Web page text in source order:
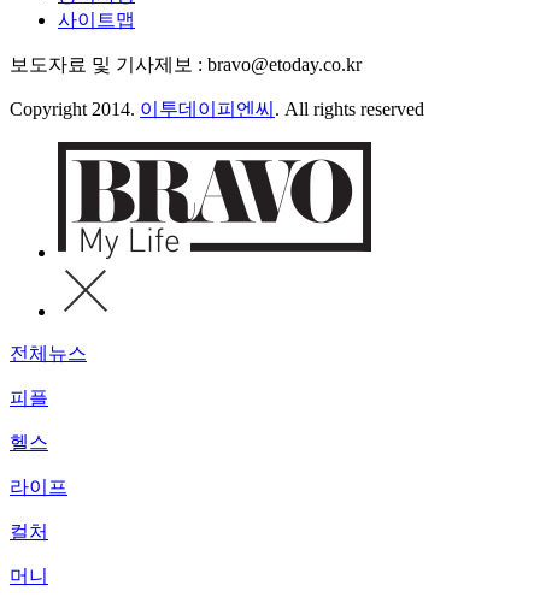
사이트맵
보도자료 및 기사제보 : bravo@etoday.co.kr
Copyright 2014. 이투데이피엔씨 . All rights reserved
전체뉴스
피플
헬스
라이프
컬처
머니